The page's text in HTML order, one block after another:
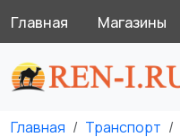
Главная Магазины
Главная Транспорт